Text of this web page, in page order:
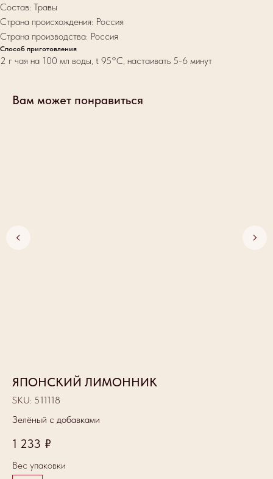
Состав: Травы
Страна происхождения: Россия
Страна производства: Россия
Способ приготовления
2 г чая на 100 мл воды, t 95°С, настаивать 5-6 минут
Вам может понравиться
ЯПОНСКИЙ ЛИМОННИК
SKU: 511118
Зелёный с добавками
1 233 ₽
Вес упаковки